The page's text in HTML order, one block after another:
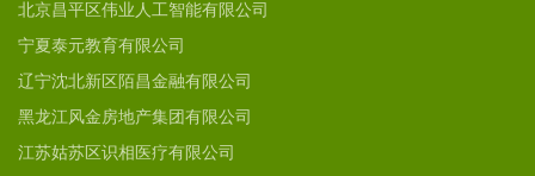
北京昌平区伟业人工智能有限公司
宁夏泰元教育有限公司
辽宁沈北新区陌昌金融有限公司
黑龙江风金房地产集团有限公司
江苏姑苏区识相医疗有限公司